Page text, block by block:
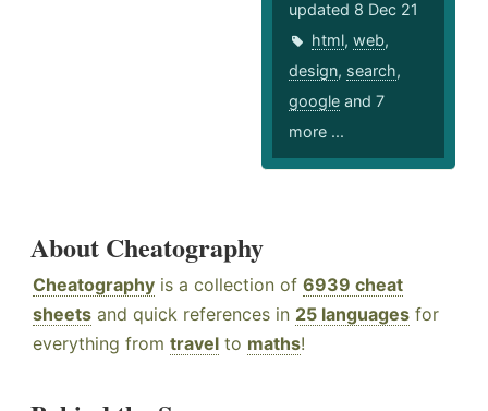
updated 8 Dec 21
html,web,
design, search,
google and 7
more ...
About Cheatography
Cheatography is a collection of 6939 cheat
sheets and quick references in 25 languages for
everything from travel to maths!